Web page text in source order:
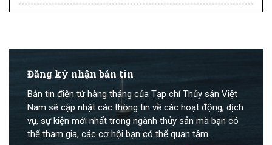
Đăng ký nhận bản tin
Bản tin điện tử hàng tháng của Tạp chí Thủy sản Việt
Nam sẽ cập nhật các thông tin về các hoạt động, dịch
vụ, sự kiện mới nhất trong ngành thủy sản mà bạn có
thể tham gia, các cơ hội bạn có thể quan tâm.